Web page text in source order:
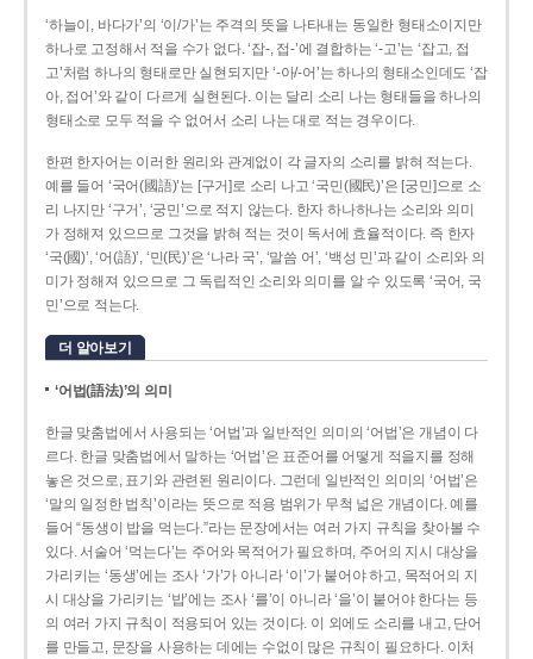
‘하늘이, 바다가’의 ‘이/가’는 주격의 뜻을 나타내는 동일한 형태소이지만
하나로 고정해서 적을 수가 없다. ‘잡-, 접-’에 결합하는 ‘-고’는 ‘잡고, 접
고’처럼 하나의 형태로만 실현되지만 ‘-아/-어’는 하나의 형태소인데도 ‘잡
아, 접어’와 같이 다르게 실현된다. 이는 달리 소리 나는 형태들을 하나의
형태소로 모두 적을 수 없어서 소리 나는 대로 적는 경우이다.
한편 한자어는 이러한 원리와 관계없이 각 글자의 소리를 밝혀 적는다.
예를 들어 ‘국어(國語)’는 [구거]로 소리 나고 ‘국민(國民)’은 [궁민]으로 소
리 나지만 ‘구거’, ‘궁민’으로 적지 않는다. 한자 하나하나는 소리와 의미
가 정해져 있으므로 그것을 밝혀 적는 것이 독서에 효율적이다. 즉 한자
‘국(國)’, ‘어(語)’, ‘민(民)’은 ‘나라 국’, ‘말씀 어’, ‘백성 민’과 같이 소리와 의
미가 정해져 있으므로 그 독립적인 소리와 의미를 알 수 있도록 ‘국어, 국
민’으로 적는다.
더 알아보기
‘어법(語法)’의 의미
한글 맞춤법에서 사용되는 ‘어법’과 일반적인 의미의 ‘어법’은 개념이 다
르다. 한글 맞춤법에서 말하는 ‘어법’은 표준어를 어떻게 적을지를 정해
놓은 것으로, 표기와 관련된 원리이다. 그런데 일반적인 의미의 ‘어법’은
‘말의 일정한 법칙’이라는 뜻으로 적용 범위가 무척 넓은 개념이다. 예를
들어 “동생이 밥을 먹는다.”라는 문장에서는 여러 가지 규칙을 찾아볼 수
있다. 서술어 ‘먹는다’는 주어와 목적어가 필요하며, 주어의 지시 대상을
가리키는 ‘동생’에는 조사 ‘가’가 아니라 ‘이’가 붙어야 하고, 목적어의 지
시 대상을 가리키는 ‘밥’에는 조사 ‘를’이 아니라 ‘을’이 붙어야 한다는 등
의 여러 가지 규칙이 적용되어 있는 것이다. 이 외에도 소리를 내고, 단어
를 만들고, 문장을 사용하는 데에는 수없이 많은 규칙이 필요하다. 이처